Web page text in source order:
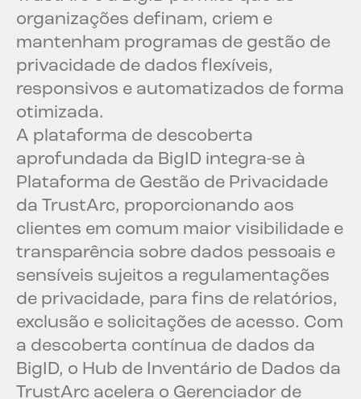
organizações definam, criem e
mantenham programas de gestão de
privacidade de dados flexíveis,
responsivos e automatizados de forma
otimizada.
A plataforma de descoberta
aprofundada da BigID integra-se à
Plataforma de Gestão de Privacidade
da TrustArc, proporcionando aos
clientes em comum maior visibilidade e
transparência sobre dados pessoais e
sensíveis sujeitos a regulamentações
de privacidade, para fins de relatórios,
exclusão e solicitações de acesso. Com
a descoberta contínua de dados da
BigID, o Hub de Inventário de Dados da
TrustArc acelera o Gerenciador de